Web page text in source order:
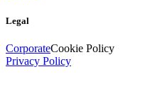
Legal
CorporateCookie Policy
Privacy Policy